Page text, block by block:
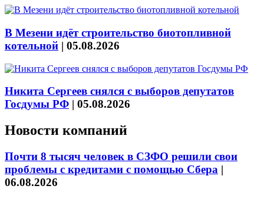
В Мезени идёт строительство биотопливной
котельной | 05.08.2026
Никита Сергеев снялся с выборов депутатов
Госдумы РФ | 05.08.2026
Новости компаний
Почти 8 тысяч человек в СЗФО решили свои
проблемы с кредитами с помощью Сбера |
06.08.2026